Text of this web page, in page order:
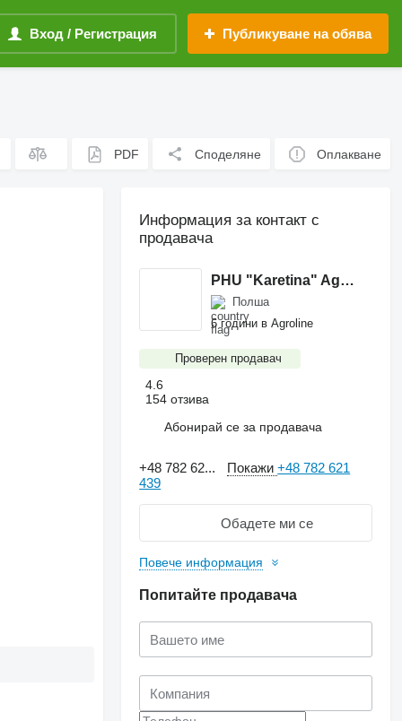
Вход / Регистрация Публикуване на обява
PDF Споделяне Оплакване
Информация за контакт с
продавача
PHU "Karetina" Agnieszka Wilczyńska
Полша
6 години в Agroline
Проверен продавач
4.6
154 отзива
Абонирай се за продавача
+48 782 62... Покажи+48 782 621
439
Обадете ми се
Повече информация
Попитайте продавача